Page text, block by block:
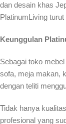
dan desain khas
PlatinumLiving
Keunggulan
Sebagai toko
sofa, meja makan,
dengan teliti
Tidak hanya
profesional yang